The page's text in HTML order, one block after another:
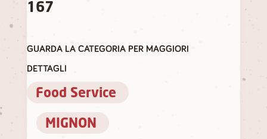
167
GUARDA LA CATEGORIA PER MAGGIORI
DETTAGLI
Food Service
MIGNON